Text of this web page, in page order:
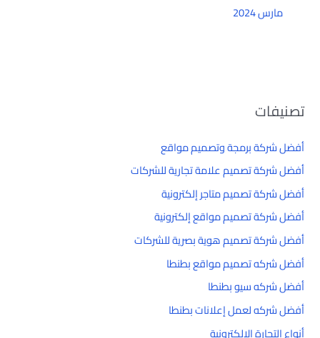
مارس 2024
تصنيفات
أفضل شركة برمجة وتصميم مواقع
أفضل شركة تصميم علامة تجارية للشركات
أفضل شركة تصميم متاجر إلكترونية
أفضل شركة تصميم مواقع إلكترونية
أفضل شركة تصميم هوية بصرية للشركات
أفضل شركه تصميم مواقع بطنطا
أفضل شركه سيو بطنطا
أفضل شركه لعمل إعلانات بطنطا
أنواع التجارة الإلكترونية